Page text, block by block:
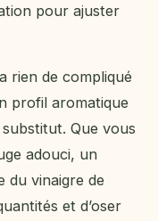
pour ajuster
rien de compliqué
profil aromatique
Que vous
adouci, un
du vinaigre de
et d’oser